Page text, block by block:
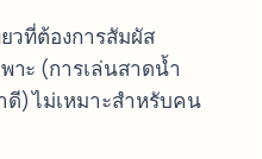
วที่ต้องการสัมผัส
าะ (การเล่นสาดน้ำ
) ไม่เหมาะสำหรับคน